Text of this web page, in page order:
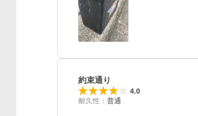
約束通り
4.0
耐久性 ： 普通